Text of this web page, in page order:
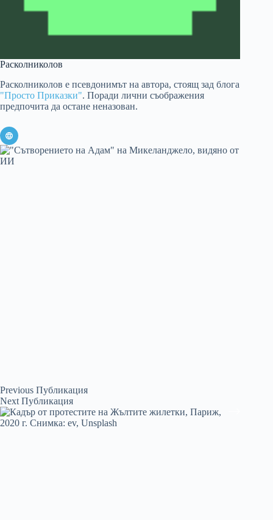
Расколниколов
Расколниколов е псевдонимът на автора, стоящ зад блога
"Просто Приказки". Поради лични съображения
предпочита да остане неназован.
Previous Публикация
Next Публикация